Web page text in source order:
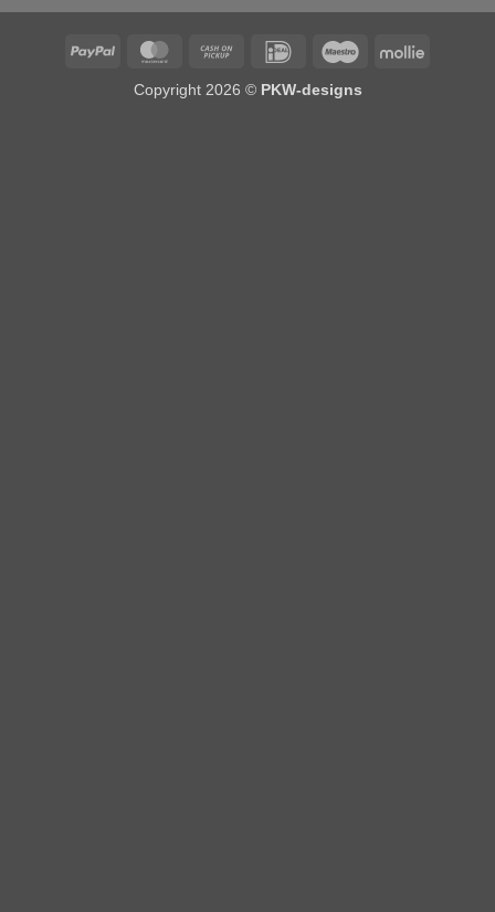
PayPal MasterCardCash
Pickup
IDeal Maestro Mollie
Copyright 2026 © PKW-designs